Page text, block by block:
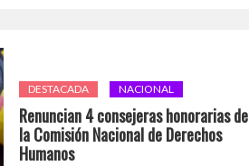
DESTACADA NACIONAL
Renuncian 4 consejeras honorarias de
la Comisión Nacional de Derechos
Humanos